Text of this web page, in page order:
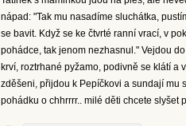
nápad: "Tak mu nasadíme sluchátka,
se bavit. Když se ke čtvrté ranní vrací, v
pohádce, tak jenom nezhasnul." Vejdou
krví, roztrhané pyžamo, podivně se klátí a
zděšeni, přijdou k Pepíčkovi a sundají mu
pohádku o chhrrrr.. milé děti chcete slyšet